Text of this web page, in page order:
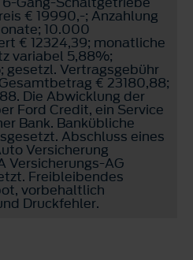
€ 19990,-; Anzahlung
10.000
€ 12324,39; monatliche
variabel 5,88%;
gesetzl. Vertragsgebühr
€ 23180,88;
Die Abwicklung der
Ford Credit, ein Service
Bank. Bankübliche
Abschluss eines
Versicherung
Versicherungs-AG
Freibleibendes
vorbehaltlich
Druckfehler.